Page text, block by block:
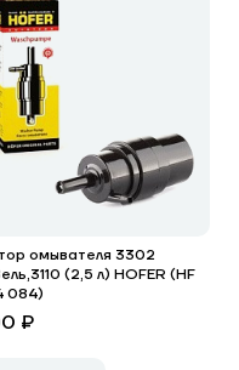
омывателя 3302
(2,5 л) HOFER (HF
084)
₽